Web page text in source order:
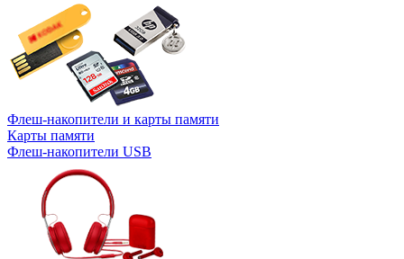
Флеш-накопители и карты памяти
Карты памяти
Флеш-накопители USB